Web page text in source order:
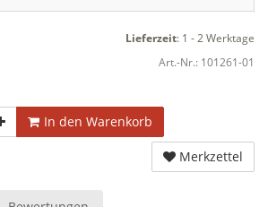
Lieferzeit: 1 - 2 Werktage
Art.-Nr.: 101261-01
In den Warenkorb
Merkzettel